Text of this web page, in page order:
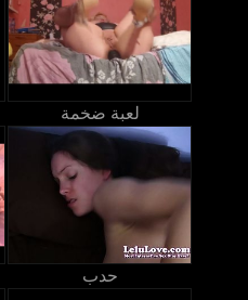
لعبة ضخمة
حدب